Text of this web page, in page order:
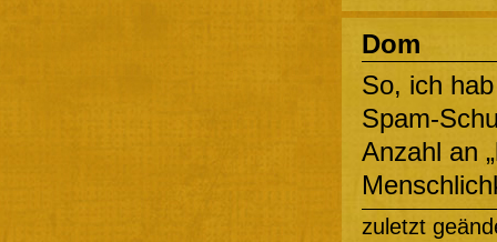
Dom
So, ich
Spam-
Anzahl an
zuletzt